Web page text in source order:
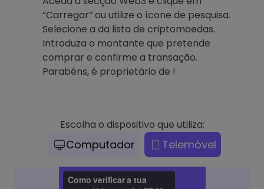
“Carregar” ou utilize o ícone de pesquisa.
Selecione a da lista de criptomoedas.
Introduza o montante que pretende
comprar e confirme a transação.
Parabéns, é proprietário de !
Escolha o dispositivo que utiliza:
Computador Telemóvel